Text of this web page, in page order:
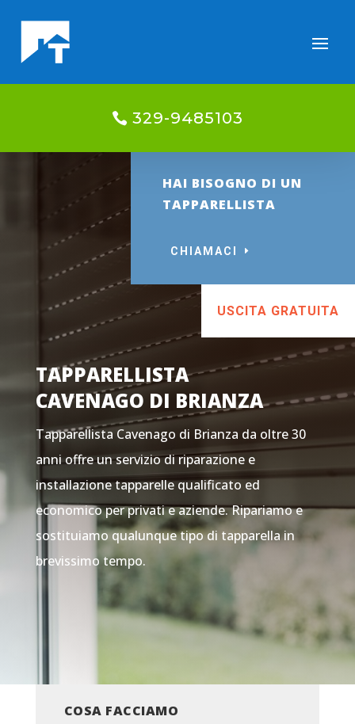
329-9485103
HAI BISOGNO DI UN
TAPPARELLISTA
CHIAMACI
USCITA GRATUITA
TAPPARELLISTA
CAVENAGO DI BRIANZA
Tapparellista Cavenago di Brianza da oltre 30
anni offre un servizio di riparazione e
installazione tapparelle qualificato ed
economico per privati e aziende. Ripariamo e
sostituiamo qualunque tipo di tapparella in
brevissimo tempo.
COSA FACCIAMO